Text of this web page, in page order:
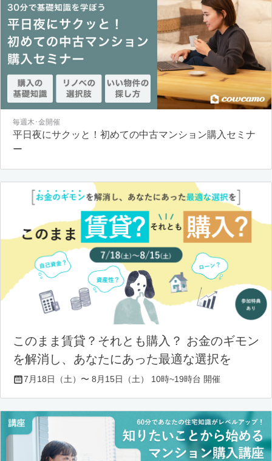
毎週木･金開催
平日夜にサクッと！初めての中古マンション購入セミナ
ー
このまま賃貸？それとも購入？ お金のギモン
を解消し、あなたにあった最適な選択を
7月18日（土）〜 8月15日（土） 10時~19時台 開催